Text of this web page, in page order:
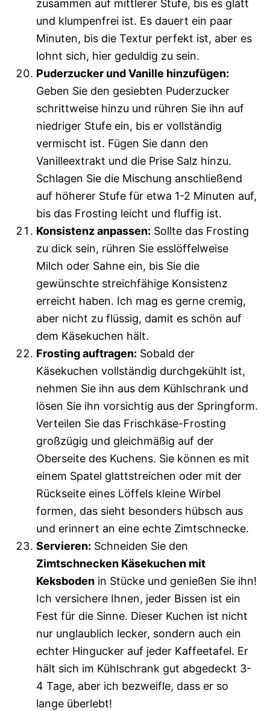
zusammen auf mittlerer Stufe, bis es glatt
und klumpenfrei ist. Es dauert ein paar
Minuten, bis die Textur perfekt ist, aber es
lohnt sich, hier geduldig zu sein.
Puderzucker und Vanille hinzufügen:
Geben Sie den gesiebten Puderzucker
schrittweise hinzu und rühren Sie ihn auf
niedriger Stufe ein, bis er vollständig
vermischt ist. Fügen Sie dann den
Vanilleextrakt und die Prise Salz hinzu.
Schlagen Sie die Mischung anschließend
auf höherer Stufe für etwa 1-2 Minuten auf,
bis das Frosting leicht und fluffig ist.
Konsistenz anpassen: Sollte das Frosting
zu dick sein, rühren Sie esslöffelweise
Milch oder Sahne ein, bis Sie die
gewünschte streichfähige Konsistenz
erreicht haben. Ich mag es gerne cremig,
aber nicht zu flüssig, damit es schön auf
dem Käsekuchen hält.
Frosting auftragen: Sobald der
Käsekuchen vollständig durchgekühlt ist,
nehmen Sie ihn aus dem Kühlschrank und
lösen Sie ihn vorsichtig aus der Springform.
Verteilen Sie das Frischkäse-Frosting
großzügig und gleichmäßig auf der
Oberseite des Kuchens. Sie können es mit
einem Spatel glattstreichen oder mit der
Rückseite eines Löffels kleine Wirbel
formen, das sieht besonders hübsch aus
und erinnert an eine echte Zimtschnecke.
Servieren: Schneiden Sie den
Zimtschnecken Käsekuchen mit
Keksboden in Stücke und genießen Sie ihn!
Ich versichere Ihnen, jeder Bissen ist ein
Fest für die Sinne. Dieser Kuchen ist nicht
nur unglaublich lecker, sondern auch ein
echter Hingucker auf jeder Kaffeetafel. Er
hält sich im Kühlschrank gut abgedeckt 3-
4 Tage, aber ich bezweifle, dass er so
lange überlebt!